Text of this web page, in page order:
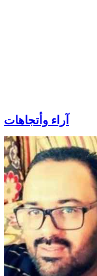
آراء وأتجاهات